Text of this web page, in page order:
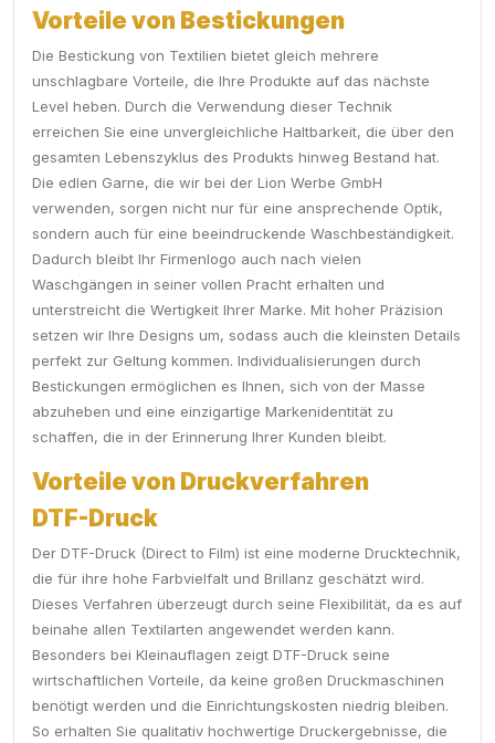
Vorteile von Bestickungen
Die Bestickung von Textilien bietet gleich mehrere
unschlagbare Vorteile, die Ihre Produkte auf das nächste
Level heben. Durch die Verwendung dieser Technik
erreichen Sie eine unvergleichliche Haltbarkeit, die über den
gesamten Lebenszyklus des Produkts hinweg Bestand hat.
Die edlen Garne, die wir bei der Lion Werbe GmbH
verwenden, sorgen nicht nur für eine ansprechende Optik,
sondern auch für eine beeindruckende Waschbeständigkeit.
Dadurch bleibt Ihr Firmenlogo auch nach vielen
Waschgängen in seiner vollen Pracht erhalten und
unterstreicht die Wertigkeit Ihrer Marke. Mit hoher Präzision
setzen wir Ihre Designs um, sodass auch die kleinsten Details
perfekt zur Geltung kommen. Individualisierungen durch
Bestickungen ermöglichen es Ihnen, sich von der Masse
abzuheben und eine einzigartige Markenidentität zu
schaffen, die in der Erinnerung Ihrer Kunden bleibt.
Vorteile von Druckverfahren
DTF-Druck
Der DTF-Druck (Direct to Film) ist eine moderne Drucktechnik,
die für ihre hohe Farbvielfalt und Brillanz geschätzt wird.
Dieses Verfahren überzeugt durch seine Flexibilität, da es auf
beinahe allen Textilarten angewendet werden kann.
Besonders bei Kleinauflagen zeigt DTF-Druck seine
wirtschaftlichen Vorteile, da keine großen Druckmaschinen
benötigt werden und die Einrichtungskosten niedrig bleiben.
So erhalten Sie qualitativ hochwertige Druckergebnisse, die